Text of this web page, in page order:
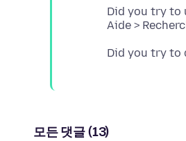
Did you try to
모든 댓글 (13)